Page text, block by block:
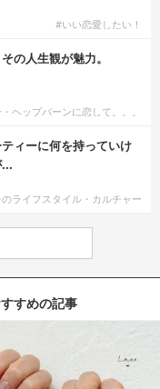
#いい恋愛したい！
の人生観が魅力。
ヘップバーンに恋して。。。
ィーに何を持っていけ
ライフスタイル・カルチャー
すめの記事